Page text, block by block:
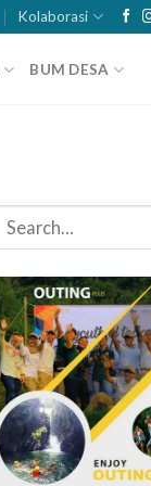
Kolaborasi
BUM DESA